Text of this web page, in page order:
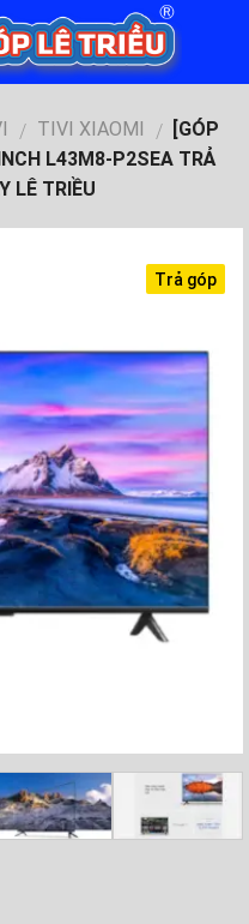
/ TIVI XIAOMI /
[GÓP
L43M8-P2SEA TRẢ
LÊ TRIỀU
Trả góp